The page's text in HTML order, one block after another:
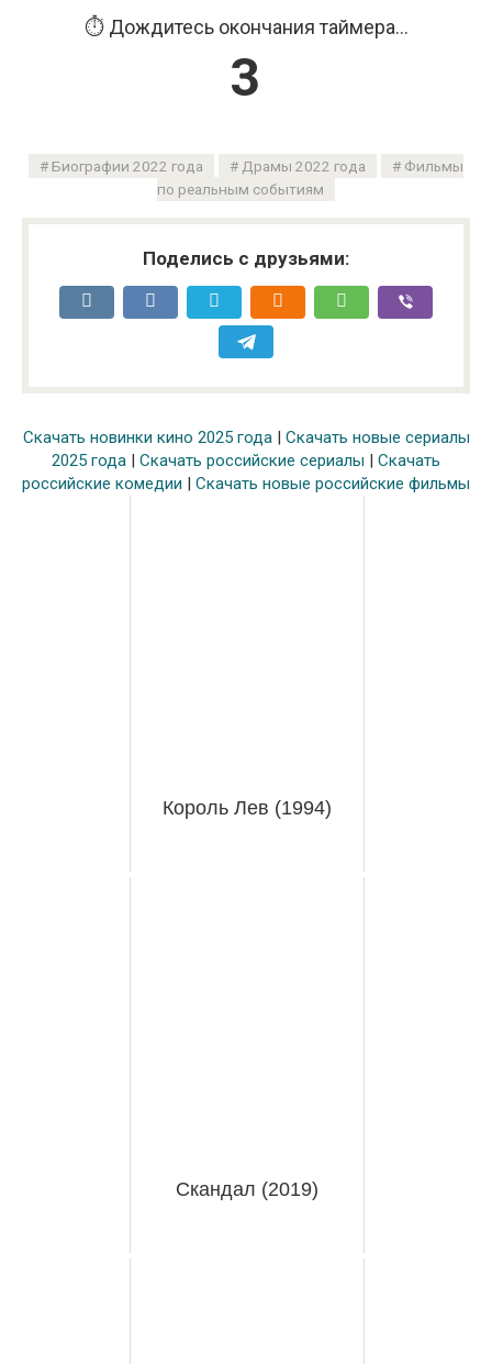
⏱️ Дождитесь окончания таймера...
3
Биографии 2022 года Драмы 2022 года
Фильмы
по реальным событиям
Поделись с друзьями:
Скачать новинки кино 2025 года| Скачать новые сериалы
2025 года
Скачать российские сериалы
Скачать
российские комедии
Скачать новые российские фильмы
Король Лев (1994)
Скандал (2019)